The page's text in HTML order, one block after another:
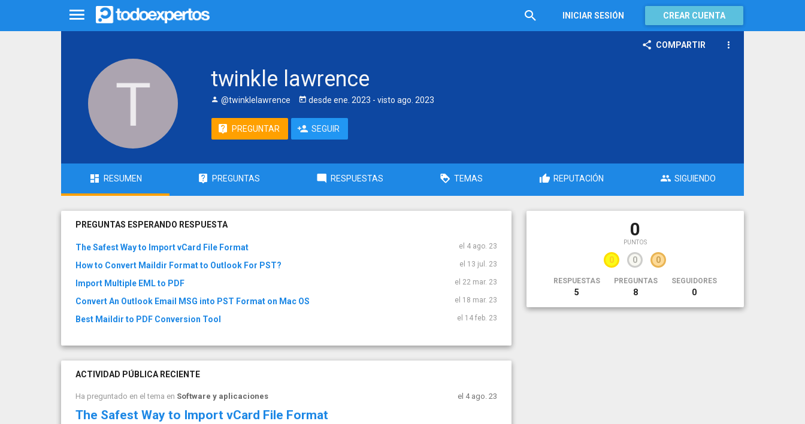
INICIAR SESIÓN CREAR CUENTA
COMPARTIR
twinkle lawrence
@twinklelawrence desde ene. 2023 - visto ago. 2023
PREGUNTAR SEGUIR
RESUMEN PREGUNTAS RESPUESTAS TEMAS REPUTACIÓN SIGUIENDO
PREGUNTAS ESPERANDO RESPUESTA
The Safest Way to Import vCard File Format el 4 ago. 23
How to Convert Maildir Format to Outlook For PST? el 13 jul. 23
Import Multiple EML to PDF el 22 mar. 23
Convert An Outlook Email MSG into PST Format on Mac OS el 18 mar. 23
Best Maildir to PDF Conversion Tool el 14 feb. 23
ACTIVIDAD PÚBLICA RECIENTE
Ha preguntado en el tema en Software y aplicaciones el 4 ago. 23
The Safest Way to Import vCard File Format
0
PUNTOS
0 0 0
RESPUESTAS
5
PREGUNTAS
8
SEGUIDORES
0